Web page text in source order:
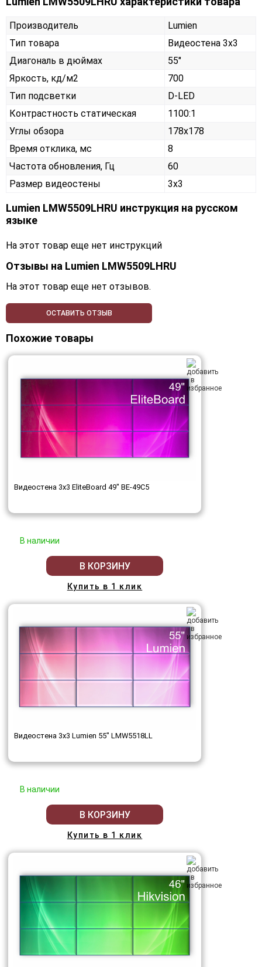
Производитель
Lumien
Тип товара
Видеостена 3х3
Диагональ в дюймах
55"
Яркость, кд/м2
700
Тип подсветки
D-LED
Контрастность статическая
1100:1
Углы обзора
178x178
Время отклика, мс
8
Частота обновления, Гц
60
Размер видеостены
3x3
Lumien LMW5509LHRU инструкция на русском
языке
На этот товар еще нет инструкций
Отзывы на Lumien LMW5509LHRU
На этот товар еще нет отзывов.
ОСТАВИТЬ ОТЗЫВ
Похожие товары
Видеостена 3x3 EliteBoard 49" BE-49C5
В наличии
В КОРЗИНУ
Купить в 1 клик
Видеостена 3x3 Lumien 55" LMW5518LL
В наличии
В КОРЗИНУ
Купить в 1 клик